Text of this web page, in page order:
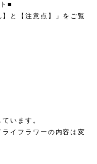
■
と【注意点】」をご覧
います。
イフラワーの内容は変